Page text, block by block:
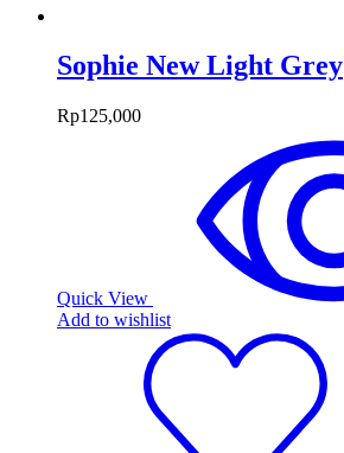
Sophie New Light Grey
Rp125,000
Quick View
Add to wishlist